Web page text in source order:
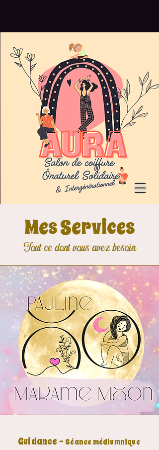
Mes Services
Tout ce dont vous avez besoin
Guidance - Séance médiumnique